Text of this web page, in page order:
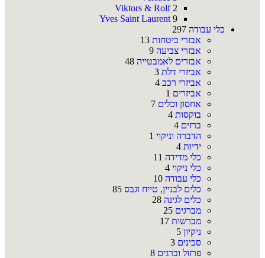
Viktors & Rolf 2
Yves Saint Laurent 9
כלי עבודה 297
אבזרי ביטחות 13
אבזרי צביעה 9
אבזרים לאמבטייה 48
אביזרי דלת 3
אביזרי רכב 4
אביזרים 1
אחסון וכלים 7
בוקסות 4
ברזים 4
הדברה וניקוי 1
ידיות 4
כלי מדידה 11
כלי ניקוי 4
כלי עבודה 10
כלים לבניין, טייח וגבס 85
כלים לגינה 28
מברגים 25
מברשות 17
ניקיון 5
סכינים 3
פרזול וברגים 8